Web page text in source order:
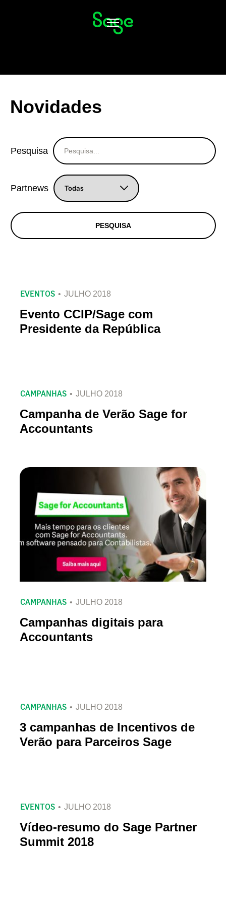
Alternar
navegação
Novidades
Pesquisa
Partnews
EVENTOS JULHO 2018
Evento CCIP/Sage com
Presidente da República
CAMPANHAS JULHO 2018
Campanha de Verão Sage for
Accountants
CAMPANHAS JULHO 2018
Campanhas digitais para
Accountants
CAMPANHAS JULHO 2018
3 campanhas de Incentivos de
Verão para Parceiros Sage
EVENTOS JULHO 2018
Vídeo-resumo do Sage Partner
Summit 2018